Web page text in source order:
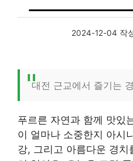
2024-12-04 작
대전 근교에서 즐기는
푸르른 자연과 함께 맛있
이 얼마나 소중한지 아시
강, 그리고 아름다운 경